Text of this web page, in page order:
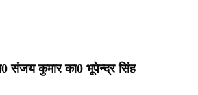
संजय कुमारका0 भूपेन्द्र सिंह